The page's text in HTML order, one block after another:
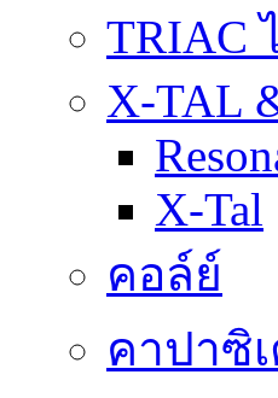
TRIAC
X-TAL
X-Tal
คอล์ย์
คาปาซิ